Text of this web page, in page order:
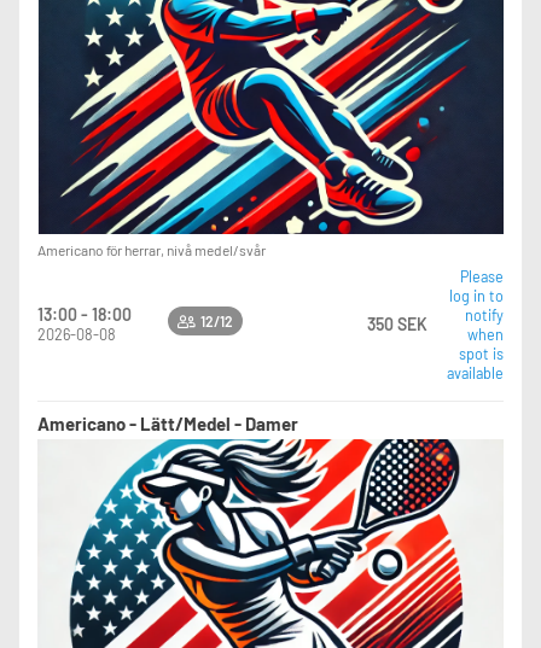
Americano för herrar, nivå medel/svår
13:00 - 18:00
2026-08-08
12/12 350 SEK
Please
log in to
notify
when
spot is
available
Americano - Lätt/Medel - Damer